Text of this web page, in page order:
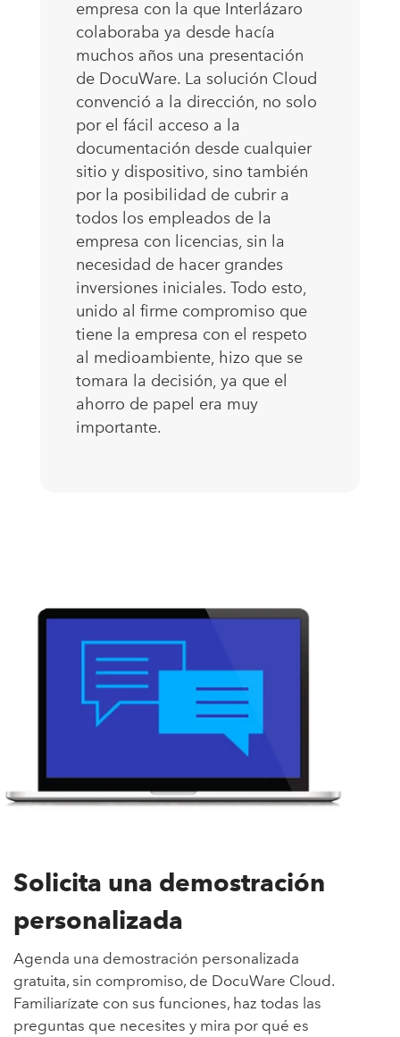
empresa con la que Interlázaro
colaboraba ya desde hacía
muchos años una presentación
de DocuWare. La solución Cloud
convenció a la dirección, no solo
por el fácil acceso a la
documentación desde cualquier
sitio y dispositivo, sino también
por la posibilidad de cubrir a
todos los empleados de la
empresa con licencias, sin la
necesidad de hacer grandes
inversiones iniciales. Todo esto,
unido al firme compromiso que
tiene la empresa con el respeto
al medioambiente, hizo que se
tomara la decisión, ya que el
ahorro de papel era muy
importante.
Solicita una demostración
personalizada
Agenda una demostración personalizada
gratuita, sin compromiso, de DocuWare Cloud.
Familiarízate con sus funciones, haz todas las
preguntas que necesites y mira por qué es